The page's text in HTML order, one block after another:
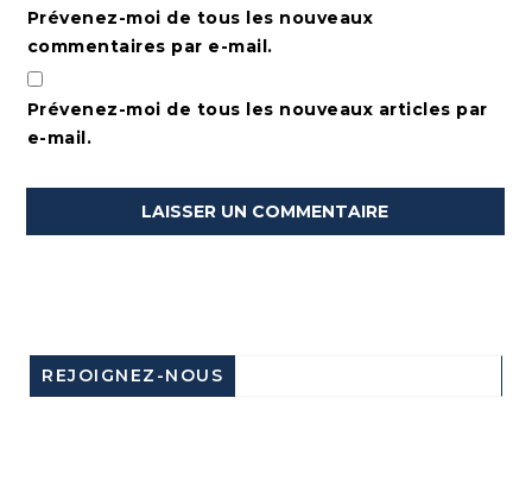
Prévenez-moi de tous les nouveaux
commentaires par e-mail.
Prévenez-moi de tous les nouveaux articles par
e-mail.
REJOIGNEZ-NOUS